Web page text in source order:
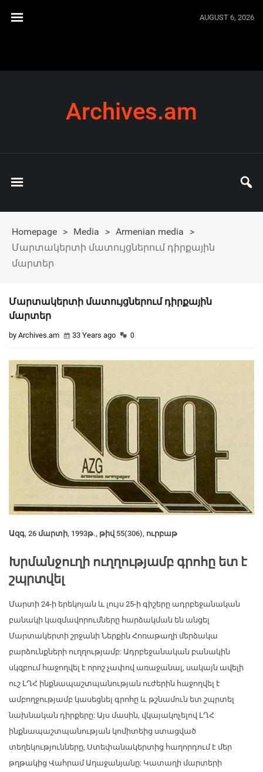
AUGUST 6, 2026
Archives.am
Homepage > Media > Armenian media
>
Մարտակերտի մատույցներում դիրքային
մարտեր
Մարտակերտի մատույցներում դիրքային
մարտեր
by Archives.am 33 Years ago 0
Ազգ, 26 մարտի, 1993թ., թիվ 55(306), ուրբաթ
Խրմանջուղի ուղղությամբ գրոհը ետ է
շպրտվել
Մարտի 24-ի երեկոյան և լույս 25-ի գիշերը ադրբեջանական
բանակի կազմավորումները հարձակման են անցել
Մարտակերտի շրջանի Ներքին Հոռաթաղի մերձակա
բարձունքների ուղղությամբ: Ադրբեջանական բանակին
սկզբում հաջողվել է որոշ չափով առաջանալ, սակայն ավելի
ուշ ԼՂՀ ինքնապաշտպանության ուժերին հաջողվել է
ամբողջությամբ կասեցնել գրոհը և թշնամուն ետ շպրտել
նախնական դիրքերը: Այս մասին, վկայակոչելով ԼՂՀ
ինքնապաշտպանության կոմիտեից ստացված
տեղեկությունները, Ստեփանակերտից հաղորդում է մեր
թղթակից Վահրամ Աղաջանյանը: Կատաղի մարտերի